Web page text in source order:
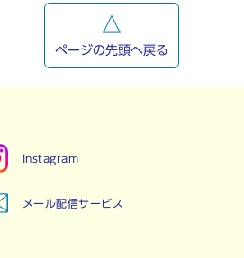
ページの先頭へ戻る
Instagram
メール配信サービス